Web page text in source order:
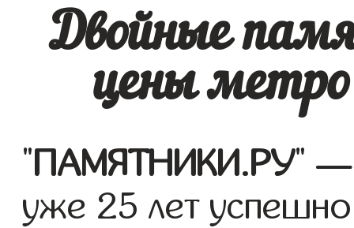
Двойные
цены метро
"ПАМЯТНИКИ.РУ" —
уже 25 лет